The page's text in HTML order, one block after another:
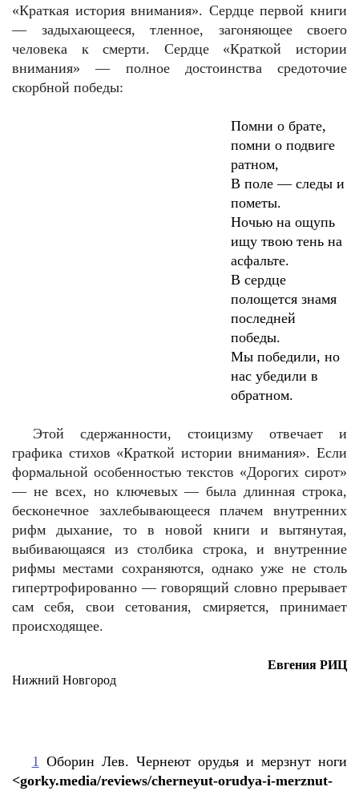
«Краткая история внимания». Сердце первой книги
— задыхающееся, тленное, загоняющее своего
человека к смерти. Сердце «Краткой истории
внимания» — полное достоинства средоточие
скорбной победы:
Помни о брате,
помни о подвиге
ратном,
В поле — следы и
пометы.
Ночью на ощупь
ищу твою тень на
асфальте.
В сердце
полощется знамя
последней
победы.
Мы победили, но
нас убедили в
обратном.
Этой сдержанности, стоицизму отвечает и
графика стихов «Краткой истории внимания». Если
формальной особенностью текстов «Дорогих сирот»
— не всех, но ключевых — была длинная строка,
бесконечное захлебывающееся плачем внутренних
рифм дыхание, то в новой книги и вытянутая,
выбивающаяся из столбика строка, и внутренние
рифмы местами сохраняются, однако уже не столь
гипертрофированно — говорящий словно прерывает
сам себя, свои сетования, смиряется, принимает
происходящее.
Евгения РИЦ
Нижний Новгород
1 Оборин Лев. Чернеют орудья и мерзнут ноги
<gorky.media/reviews/cherneyut-orudya-i-merznut-